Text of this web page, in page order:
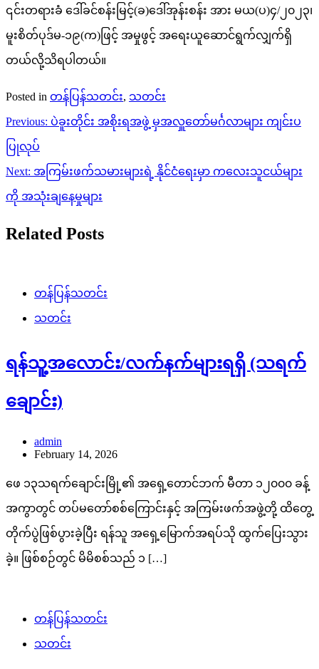
၎င်းတရားခံ ဒေါ်ခင်စန်းမြင့်(ခ)ဒေါ်အုန်းစန်း အား မယ(ပ)၄/၂၀၂၃၊
မူးစိတ်ပုဒ်မ-၁၉(က)ဖြင့် အမှုဖွင့် အရေးယူဆောင်ရွက်လျှက်ရှိ
တယ်လို့သိရပါတယ်။
Posted in တန်ပြန်သတင်း, သတင်း
Post
navigation
Previous: ပဲခူးတိုင်း အစိုးရအဖွဲ့ မှအလှူတော်မင်္ဂလာများ ကျင်းပ
ပြုလုပ်
Next: အကြမ်းဖက်သမားများရဲ့ နိုင်ငံရေးမှာ ကလေးသူငယ်များ
ကို အသုံးချနေမှုများ
Related Posts
တန်ပြန်သတင်း
သတင်း
ရန်သူ့အလောင်း/လက်နက်များရရှိ (သရက်
ချောင်း)
admin
February 14, 2026
ဖေ ၁၃သရက်ချောင်းမြို့၏ အရှေ့တောင်ဘက် မီတာ ၁၂၀၀၀ ခန့်
အကွာတွင် တပ်မတော်စစ်ကြောင်းနှင့် အကြမ်းဖက်အဖွဲ့တို့ ထိတွေ့
တိုက်ပွဲဖြစ်ပွားခဲ့ပြီး ရန်သူ အရှေ့မြောက်အရပ်သို ထွက်ပြေးသွား
ခဲ့။ ဖြစ်စဉ်တွင် မိမိစစ်သည် ၁ […]
တန်ပြန်သတင်း
သတင်း